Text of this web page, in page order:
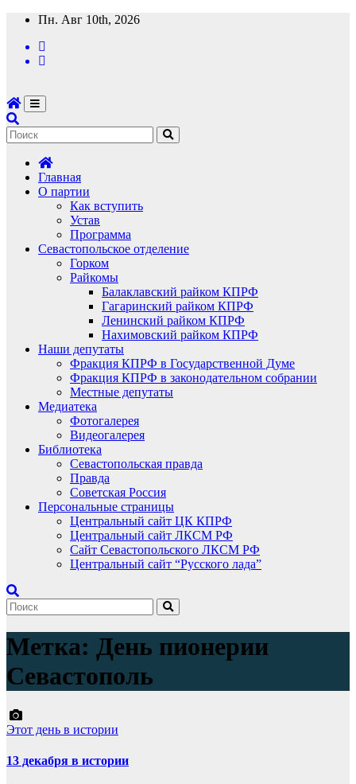
Перейти
содержимому
Пн. Авг 10th, 2026
Главная
О партии
Как вступить
Устав
Программа
Севастопольское отделение
Горком
Райкомы
Балаклавский райком КПРФ
Гагаринский райком КПРФ
Ленинский райком КПРФ
Нахимовский райком КПРФ
Наши депутаты
Фракция КПРФ в Государственной Думе
Фракция КПРФ в законодательном собрании
Местные депутаты
Медиатека
Фотогалерея
Видеогалерея
Библиотека
Севастопольская правда
Правда
Советская Россия
Персональные страницы
Центральный сайт ЦК КПРФ
Центральный сайт ЛКСМ РФ
Сайт Севастопольского ЛКСМ РФ
Центральный сайт “Русского лада”
Метка: День пионерии
Севастополь
Этот день в истории
13 декабря в истории